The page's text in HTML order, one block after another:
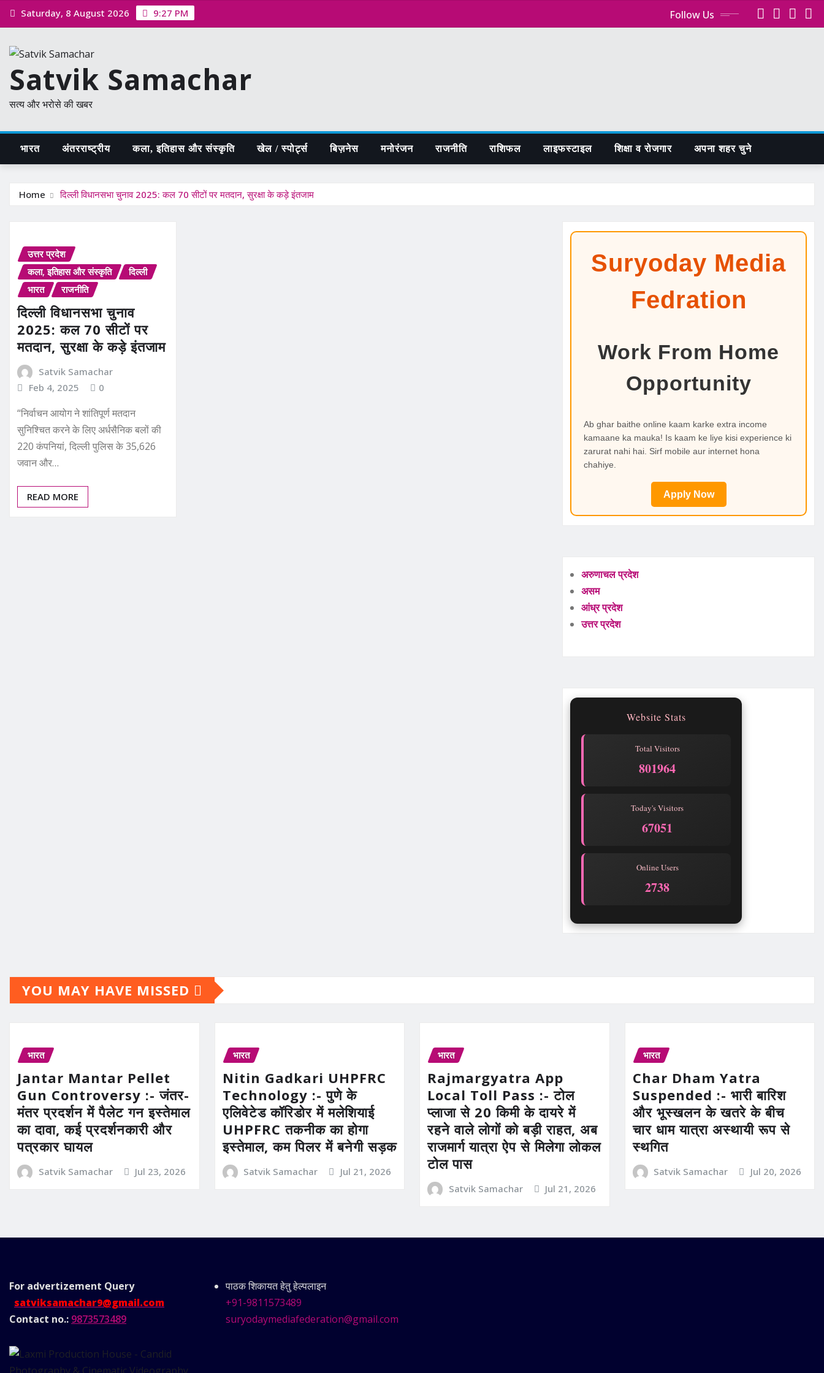
Skip Saturday, 8 August 2026 9:27 PM Follow Us
Satvik Samachar
सत्य और भरोसे की खबर
भारत अंतरराष्ट्रीय कला, इतिहास और संस्कृति खेल / स्पोर्ट्स बिज़नेस मनोरंजन राजनीति राशिफल लाइफस्टाइल शिक्षा व रोजगार अपना शहर चुने
Home दिल्ली विधानसभा चुनाव 2025: कल 70 सीटों पर मतदान, सुरक्षा के कड़े इंतजाम
उत्तर प्रदेश
कला, इतिहास और संस्कृति
दिल्ली
भारत
राजनीति
दिल्ली विधानसभा चुनाव
2025: कल 70 सीटों पर
मतदान, सुरक्षा के कड़े इंतजाम
Satvik Samachar
Feb 4, 2025
0
“निर्वाचन आयोग ने शांतिपूर्ण मतदान
सुनिश्चित करने के लिए अर्धसैनिक बलों की
220 कंपनियां, दिल्ली पुलिस के 35,626
जवान और…
READ MORE
Suryoday Media
Fedration
Work From Home
Opportunity
Ab ghar baithe online kaam karke extra income
kamaane ka mauka! Is kaam ke liye kisi experience ki
zarurat nahi hai. Sirf mobile aur internet hona
chahiye.
Apply Now
अरुणाचल प्रदेश
असम
आंध्र प्रदेश
उत्तर प्रदेश
Website Stats
Total Visitors
801964
Today's Visitors
67051
Online Users
2738
YOU MAY HAVE MISSED
भारत
Jantar Mantar Pellet
Gun Controversy :- जंतर-
मंतर प्रदर्शन में पैलेट गन इस्तेमाल
का दावा, कई प्रदर्शनकारी और
पत्रकार घायल
Satvik Samachar Jul 23, 2026
भारत
Nitin Gadkari UHPFRC
Technology :- पुणे के
एलिवेटेड कॉरिडोर में मलेशियाई
UHPFRC तकनीक का होगा
इस्तेमाल, कम पिलर में बनेगी सड़क
Satvik Samachar Jul 21, 2026
भारत
Rajmargyatra App
Local Toll Pass :- टोल
प्लाजा से 20 किमी के दायरे में
रहने वाले लोगों को बड़ी राहत, अब
राजमार्ग यात्रा ऐप से मिलेगा लोकल
टोल पास
Satvik Samachar Jul 21, 2026
भारत
Char Dham Yatra
Suspended :- भारी बारिश
और भूस्खलन के खतरे के बीच
चार धाम यात्रा अस्थायी रूप से
स्थगित
Satvik Samachar Jul 20, 2026
For advertizement Query
satviksamachar9@gmail.com
Contact no.: 9873573489
पाठक शिकायत हेतु हेल्पलाइन
+91-9811573489
suryodaymediafederation@gmail.com